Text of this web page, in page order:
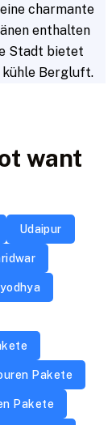
charmante
enthalten
Stadt bietet
kühle Bergluft.
want
Udaipur
Pakete
Pakete